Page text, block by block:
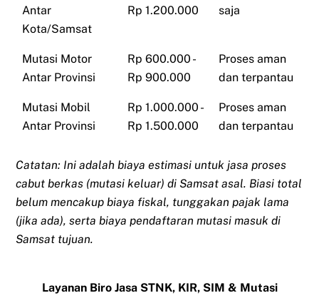
Antar
Kota/Samsat
Rp 1.200.000
saja
Mutasi Motor
Antar Provinsi
Rp 600.000 -
Rp 900.000
Proses aman
dan terpantau
Mutasi Mobil
Antar Provinsi
Rp 1.000.000 -
Rp 1.500.000
Proses aman
dan terpantau
Catatan: Ini adalah biaya estimasi untuk jasa proses
cabut berkas (mutasi keluar) di Samsat asal. Biasi total
belum mencakup biaya fiskal, tunggakan pajak lama
(jika ada), serta biaya pendaftaran mutasi masuk di
Samsat tujuan.
Layanan Biro Jasa STNK, KIR, SIM & Mutasi